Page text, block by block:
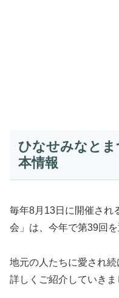
ひなせみなとま
本情報
毎年8月13日に開催され
会」は、今年で第39回
地元の人たちに愛され続
詳しくご紹介していきま